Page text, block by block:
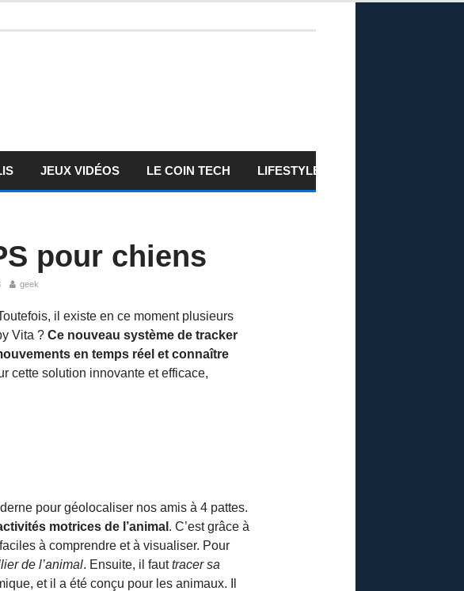
JEUX VIDÉOS LE COIN TECH LIFESTYLE
pour chiens
geek
il existe en ce moment plusieurs
Vita ? Ce nouveau système de tracker
en temps réel et connaître
cette solution innovante et efficace,
pour géolocaliser nos amis à 4 pattes.
motrices de l’animal . C’est grâce à
à comprendre et à visualiser. Pour
de l’animal. Ensuite, il fauttracer sa
et il a été conçu pour les animaux. Il